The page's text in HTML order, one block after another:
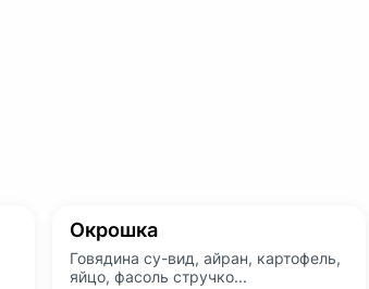
Окрошка
Говядина су-вид, айран, картофель,
яйцо, фасоль стручко...